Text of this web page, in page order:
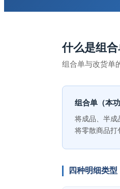
什么是组合
组合单与改货单
组合单（本功
将成品、半成
将零散商品打
四种明细类型